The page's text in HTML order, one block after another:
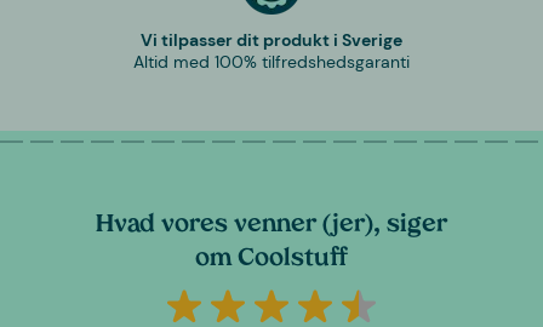
Vi tilpasser dit produkt i Sverige
Altid med 100% tilfredshedsgaranti
Hvad vores venner (jer), siger
om Coolstuff